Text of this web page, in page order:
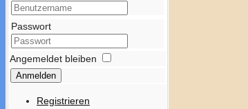
Passwort
Angemeldet bleiben
Anmelden
Registrieren